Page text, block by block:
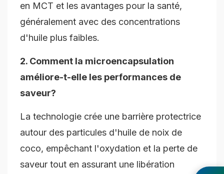
en MCT et les avantages pour la santé,
généralement avec des concentrations
d'huile plus faibles.
2. Comment la microencapsulation
améliore-t-elle les performances de
saveur?
La technologie crée une barrière protectrice
autour des particules d'huile de noix de
coco, empêchant l'oxydation et la perte de
saveur tout en assurant une libération